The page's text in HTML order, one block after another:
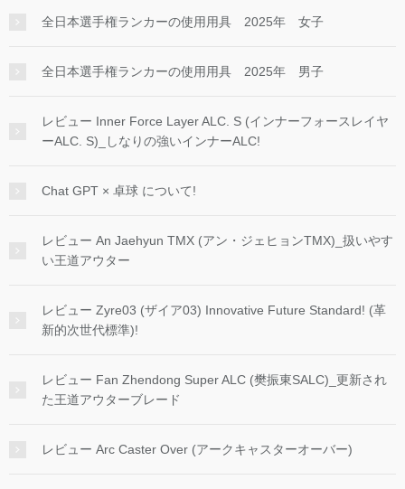
全日本選手権ランカーの使用用具 2025年 女子
全日本選手権ランカーの使用用具 2025年 男子
レビュー Inner Force Layer ALC. S (インナーフォースレイヤ
ーALC. S)_しなりの強いインナーALC!
Chat GPT × 卓球 について!
レビュー An Jaehyun TMX (アン・ジェヒョンTMX)_扱いやす
い王道アウター
レビュー Zyre03 (ザイア03) Innovative Future Standard! (革
新的次世代標準)!
レビュー Fan Zhendong Super ALC (樊振東SALC)_更新され
た王道アウターブレード
レビュー Arc Caster Over (アークキャスターオーバー)